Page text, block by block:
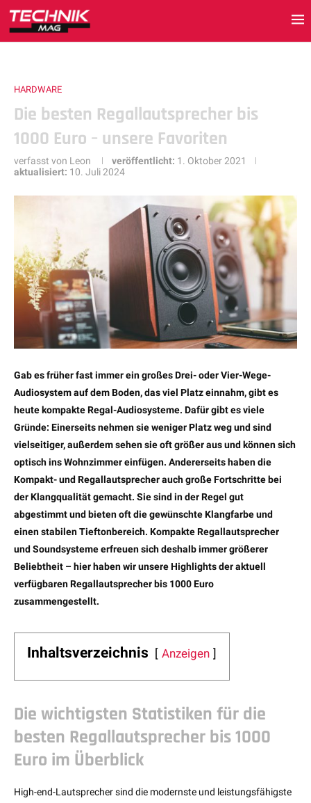
HARDWARE
Die besten Regallautsprecher bis
1000 Euro – unsere Favoriten
verfasst von Leon veröffentlicht: 1. Oktober 2021
aktualisiert: 10. Juli 2024
Gab es früher fast immer ein großes Drei- oder Vier-Wege-
Audiosystem auf dem Boden, das viel Platz einnahm, gibt es
heute kompakte Regal-Audiosysteme. Dafür gibt es viele
Gründe: Einerseits nehmen sie weniger Platz weg und sind
vielseitiger, außerdem sehen sie oft größer aus und können sich
optisch ins Wohnzimmer einfügen. Andererseits haben die
Kompakt- und Regallautsprecher auch große Fortschritte bei
der Klangqualität gemacht. Sie sind in der Regel gut
abgestimmt und bieten oft die gewünschte Klangfarbe und
einen stabilen Tieftonbereich. Kompakte Regallautsprecher
und Soundsysteme erfreuen sich deshalb immer größerer
Beliebtheit – hier haben wir unsere Highlights der aktuell
verfügbaren Regallautsprecher bis 1000 Euro
zusammengestellt.
Inhaltsverzeichnis Anzeigen
Die wichtigsten Statistiken für die
besten Regallautsprecher bis 1000
Euro im Überblick
High-end-Lautsprecher sind die modernste und leistungsfähigste